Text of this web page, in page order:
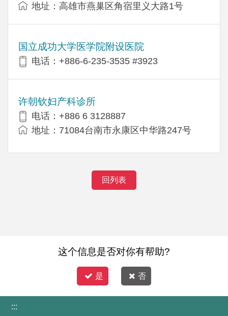
地址：高雄市燕巢区角宿里义大路1号
国立成功大学医学院附设医院
电话：+886-6-235-3535 #3923
许朝钦妇产科诊所
电话：+886 6 3128887
地址：71084台南市永康区中华路247号
回列表
这个信息是否对你有帮助?
是 否
:::